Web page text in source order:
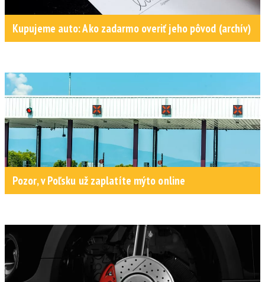
Kupujeme auto: Ako zadarmo overiť jeho pôvod (archív)
Pozor, v Poľsku už zaplatíte mýto online